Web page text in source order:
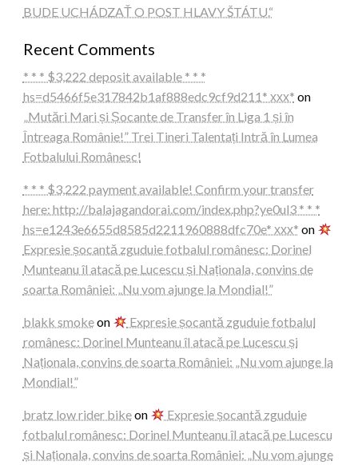
BUDE UCHÁDZAŤ O POST HLAVY ŠTÁTU.“
Recent Comments
* * * $3,222 deposit available * * *
hs=d5466f5e317842b1af888edc9cf9d211* ххх* on
„Mutări Mari și Șocante de Transfer în Liga 1 și în
Întreaga Românie!” Trei Tineri Talentați Intră în Lumea
Fotbalului Românesc!
* * * $3,222 payment available! Confirm your transfer
here: http://balajagandorai.com/index.php?ye0ul3 * * *
hs=e1243e6655d8585d2211960888dfc70e* ххх* on
Expresie șocantă zguduie fotbalul românesc: Dorinel
Munteanu îl atacă pe Lucescu și Naționala, convins de
soarta României: „Nu vom ajunge la Mondial!”
blakk smokeon
Expresie șocantă zguduie fotbalul
românesc: Dorinel Munteanu îl atacă pe Lucescu și
Naționala, convins de soarta României: „Nu vom ajunge la
Mondial!”
bratz low rider bikeon
Expresie șocantă zguduie
fotbalul românesc: Dorinel Munteanu îl atacă pe Lucescu
și Naționala, convins de soarta României: „Nu vom ajunge